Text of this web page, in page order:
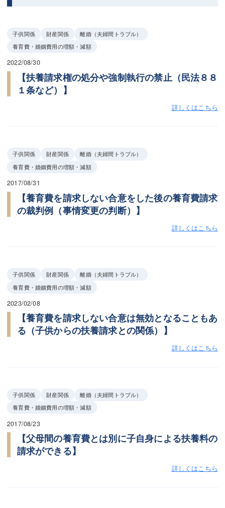
子供関係 財産関係
離婚（夫婦間トラブル）
養育費・婚姻費用の増額・減額
2022/08/30
【扶養請求権の処分や強制執行の禁止（民法８８
１条など）】
詳しくはこちら
子供関係 財産関係
離婚（夫婦間トラブル）
養育費・婚姻費用の増額・減額
2017/08/31
【養育費を請求しない合意をした後の養育費請求
の裁判例（事情変更の判断）】
詳しくはこちら
子供関係 財産関係
離婚（夫婦間トラブル）
養育費・婚姻費用の増額・減額
2023/02/08
【養育費を請求しない合意は無効となることもあ
る（子供からの扶養請求との関係）】
詳しくはこちら
子供関係 財産関係
離婚（夫婦間トラブル）
養育費・婚姻費用の増額・減額
2017/08/23
【父母間の養育費とは別に子自身による扶養料の
請求ができる】
詳しくはこちら